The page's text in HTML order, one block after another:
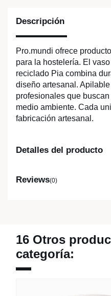
Descripción
Pro.mundi ofrece
para la hostelería. El
reciclado Pia combina
diseño artesanal.
profesionales que
medio ambiente. Cada
fabricación artesanal.
Detalles del producto
Reviews(0)
16 Otros
categoría: